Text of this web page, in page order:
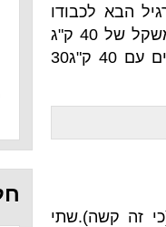
ולזכרו. זה הולך ככה: 21 סקוואטים עם משקל של 40 ק"ג
מעל לראש42 (!) עליות מתח15 סקוואטים עם 40 ק"ג30
חלום